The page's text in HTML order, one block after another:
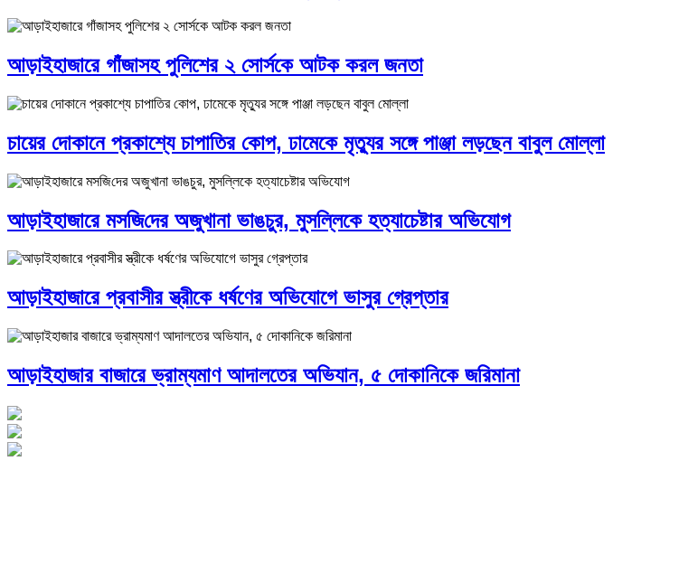
আড়াইহাজারে গাঁজাসহ পুলিশের ২ সোর্সকে আটক করল জনতা
চায়ের দোকানে প্রকাশ্যে চাপাতির কোপ, ঢামেকে মৃত্যুর সঙ্গে পাঞ্জা লড়ছেন বাবুল মোল্লা
আড়াইহাজারে মস‌জি‌দের অজুখানা ভাঙচুর, মুসল্লিকে হত্যাচেষ্টার অভিযোগ
আড়াইহাজারে প্রবাসীর স্ত্রীকে ধর্ষণের অভিযোগে ভাসুর গ্রেপ্তার
আড়াইহাজার বাজারে ভ্রাম্যমাণ আদালতের অভিযান, ৫ দোকানিকে জরিমানা